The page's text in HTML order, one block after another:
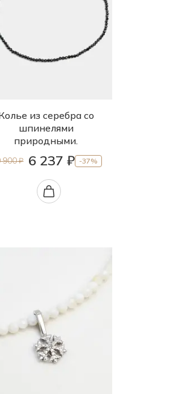
из серебра со
шпинелями
природными.
900 ₽ 6 237 ₽ -37%